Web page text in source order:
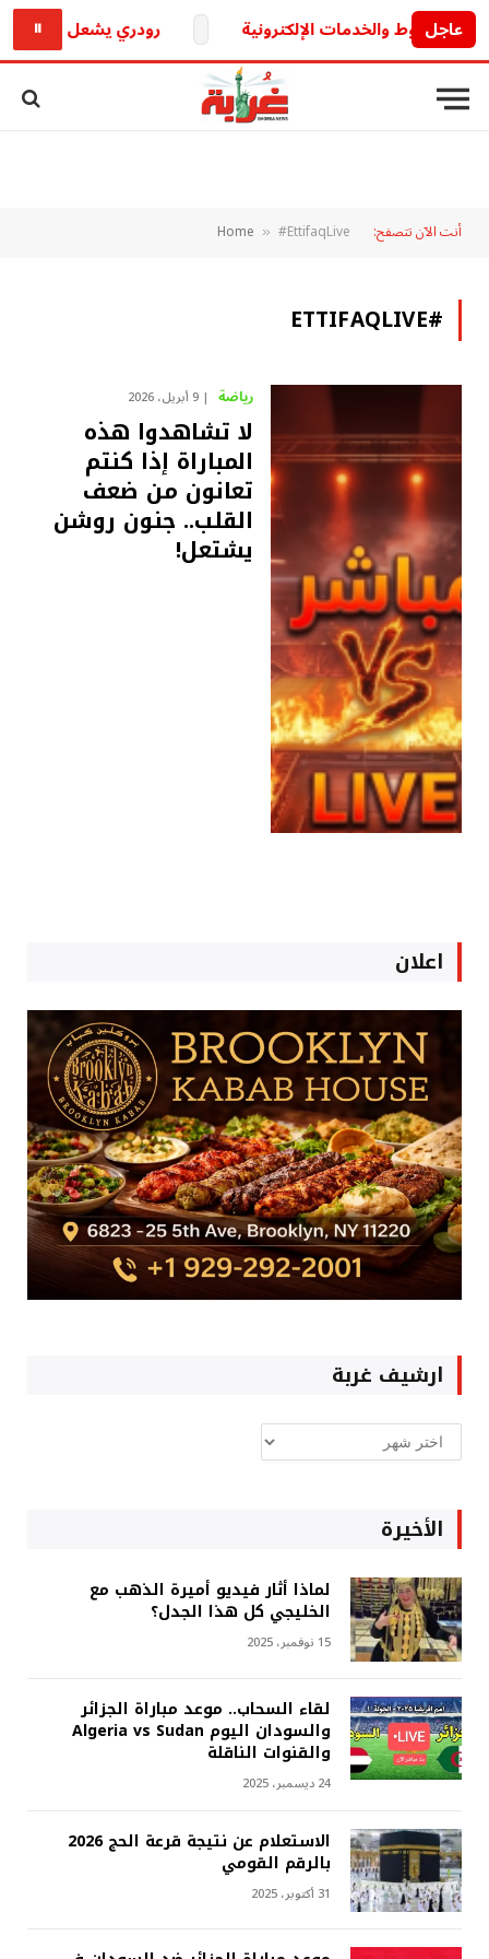
عاجل رودري يشعل الميركاتو
⏸
أنت الآن تتصفح: Home » #EttifaqLive
#ETTIFAQLIVE
رياضة 9 أبريل، 2026
لا تشاهدوا هذه
المباراة إذا كنتم
تعانون من ضعف
القلب.. جنون روشن
يشتعل!
اعلان
ارشيف غربة
ارشيف
غربة
الأخيرة
لماذا أثار فيديو أميرة الذهب مع
الخليجي كل هذا الجدل؟
15 نوفمبر، 2025
لقاء السحاب.. موعد مباراة الجزائر
والسودان اليوم Algeria vs Sudan
والقنوات الناقلة
24 ديسمبر، 2025
الاستعلام عن نتيجة قرعة الحج 2026
بالرقم القومي
31 أكتوبر، 2025